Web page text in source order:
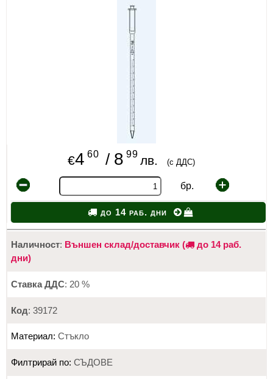
ИЗКУСТВА
СПОРТ
МЕБЕЛИ И ОБОРУДВАНЕ
КАНЦЕЛАРСКИ МАТЕРИАЛИ
КНИГИ И УЧЕБНИЦИ
БДП
НОВИ
ПРОМОЦИИ
S.T.E.M.
€4 60 / 8 99 лв. (с ДДС)
бр.
до 14 раб. дни
Наличност: Външен склад/доставчик (
до 14 раб.
дни)
Ставка ДДС: 20 %
Код: 39172
Материал: Стъкло
Филтрирай по: СЪДОВЕ